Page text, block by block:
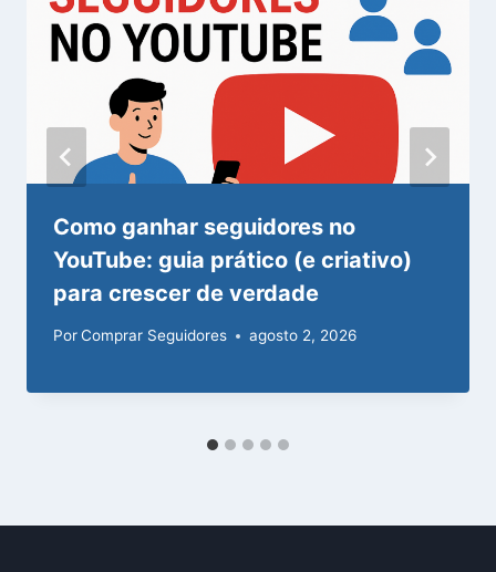
Como ganhar seguidores no
YouTube: guia prático (e criativo)
para crescer de verdade
PorComprar Seguidores agosto 2, 2026